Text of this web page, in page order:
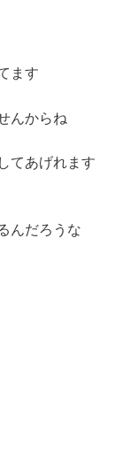
ます
んからね
てあげれます
んだろうな